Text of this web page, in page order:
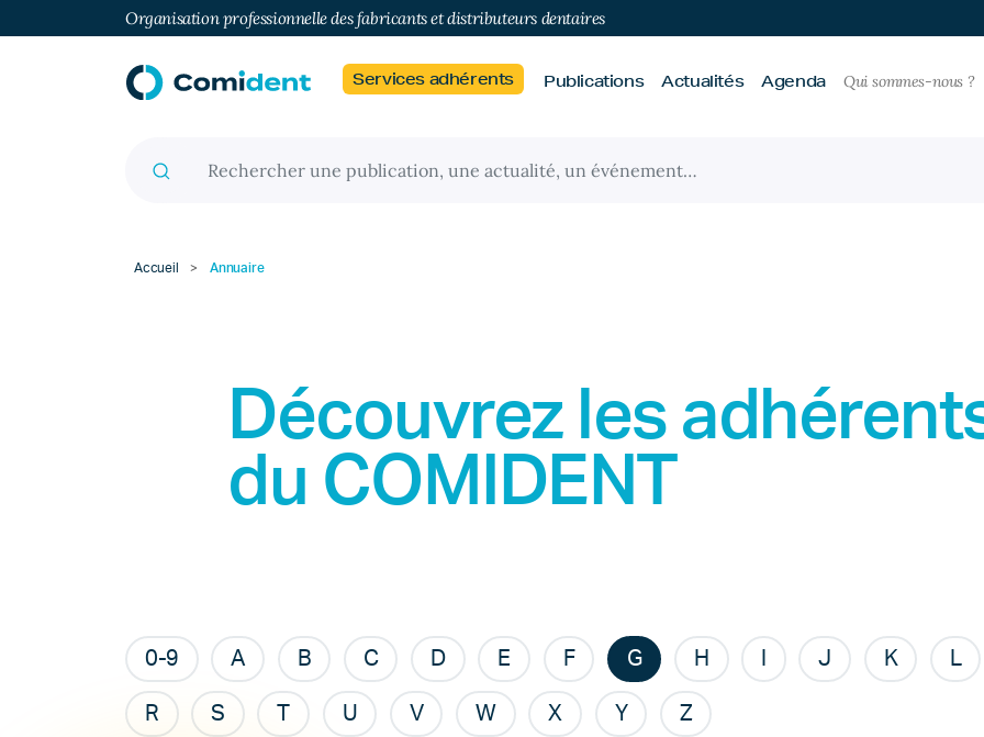
Organisation professionnelle des fabricants et distributeurs dentaires
Services adhérents Publications Actualités Agenda Qui sommes-nous ?
Accueil > Annuaire
Découvrez les
du COMIDENT
0-9 A B C D E F G H J K L
R S U V W X Y Z